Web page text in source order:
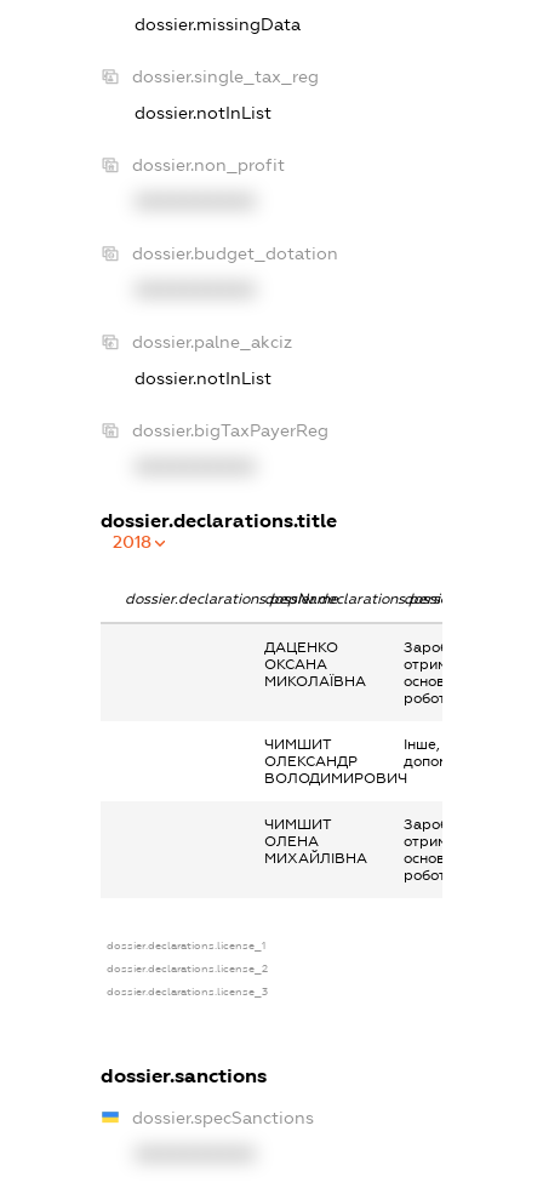
dossier.missingData
dossier.single_tax_reg
dossier.notInList
dossier.non_profit
dossier.budget_dotation
dossier.palne_akciz
dossier.notInList
dossier.bigTaxPayerReg
dossier.declarations.title
2018
dossier.declarations.pepNamedossier.declarations.personName
ДАЦЕНКО
ОКСАНА
МИКОЛАЇВНА
Заробітна плата
отримана за
основним місцем
роботи
ЧИМШИТ
ОЛЕКСАНДР
ВОЛОДИМИРОВИЧ
Інше, матеріальна
допомога
ЧИМШИТ
ОЛЕНА
МИХАЙЛІВНА
Заробітна плата
отримана за
основним місцем
роботи
dossier.declarations.license_1
dossier.declarations.license_2
dossier.declarations.license_3
dossier.sanctions
dossier.specSanctions